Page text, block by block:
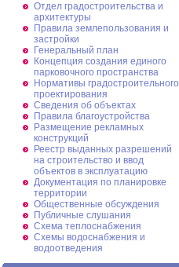
Отдел градостроительства и
архитектуры
Правила землепользования и
застройки
Генеральный план
Концепция создания единого
парковочного пространства
Нормативы градостроительного
проектирования
Сведения об объектах
Правила благоустройства
Размещение рекламных
конструкций
Реестр выданных разрешений
на строительство и ввод
объектов в эксплуатацию
Документация по планировке
территории
Общественные обсуждения
Публичные слушания
Схема теплоснабжения
Схемы водоснабжения и
водоотведения